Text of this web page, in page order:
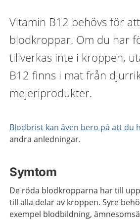
Vitamin B12 behövs för
blodkroppar. Om du har
tillverkas inte i kroppen,
B12 finns i mat från
mejeriprodukter.
Blodbrist kan även bero på att du
andra anledningar.
Symtom
De röda blodkropparna har till
till alla delar av kroppen. Syre
exempel blodbildning,